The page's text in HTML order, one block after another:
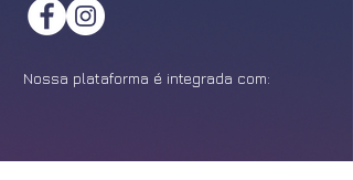
Nossa plataforma é integrada com: